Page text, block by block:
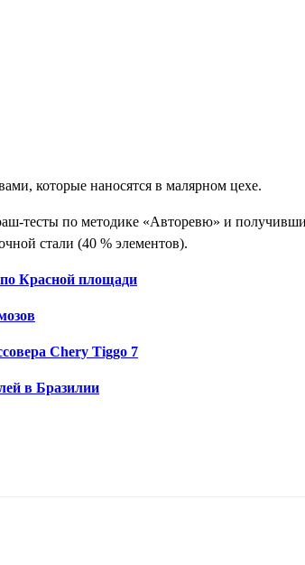
которые наносятся в малярном цехе.
тесты по методике «Авторевю» и
стали (40 % элементов).
Красной площади
Chery Tiggo 7
в Бразилии